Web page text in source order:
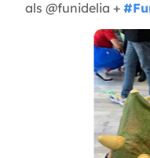
als @funidelia +